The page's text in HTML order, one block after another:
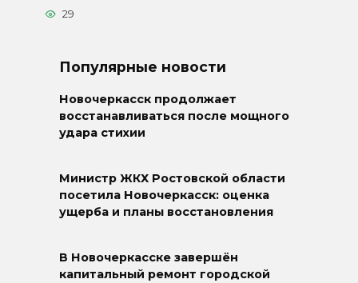
29
Популярные новости
Новочеркасск продолжает
восстанавливаться после мощного
удара стихии
Министр ЖКХ Ростовской области
посетила Новочеркасск: оценка
ущерба и планы восстановления
В Новочеркасске завершён
капитальный ремонт городской